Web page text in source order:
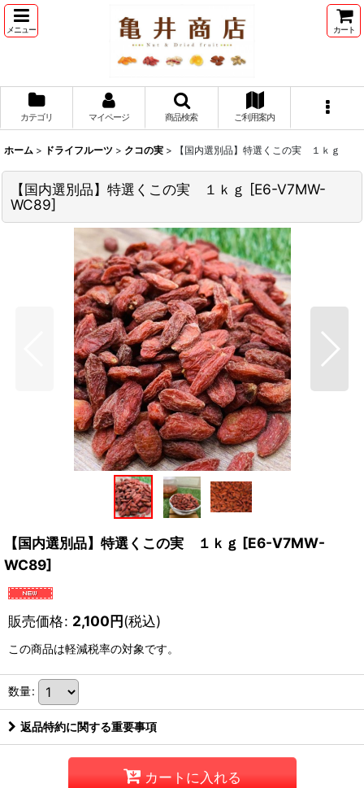
メニュー カート
カテゴリ マイページ 商品検索 ご利用案内
ホーム > ドライフルーツ > クコの実 > 【国内選別品】特選くこの実 １ｋｇ
【国内選別品】特選くこの実 １ｋｇ [E6-V7MW-
WC89]
【国内選別品】特選くこの実 １ｋｇ [E6-V7MW-
WC89]
販売価格: 2,100円(税込)
この商品は軽減税率の対象です。
数量:
返品特約に関する重要事項
カートに入れる